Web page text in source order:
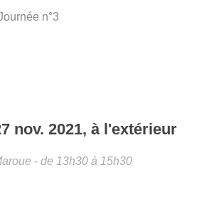
n°3
nov. 2021, à l'extérieur
- de 13h30 à 15h30